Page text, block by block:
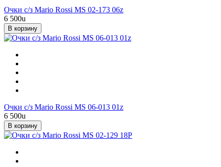
Очки с/з Mario Rossi MS 02-173 06z
6 500u
В корзину
Очки с/з Mario Rossi MS 06-013 01z
6 500u
В корзину